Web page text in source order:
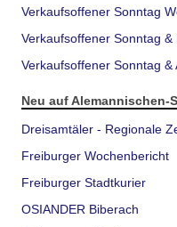
Verkaufsoffener Sonntag
Verkaufsoffener Sonntag
Verkaufsoffener Sonntag
Neu auf Alemannischen-
Dreisamtäler - Regionale
Freiburger Wochenbericht
Freiburger Stadtkurier
OSIANDER Biberach